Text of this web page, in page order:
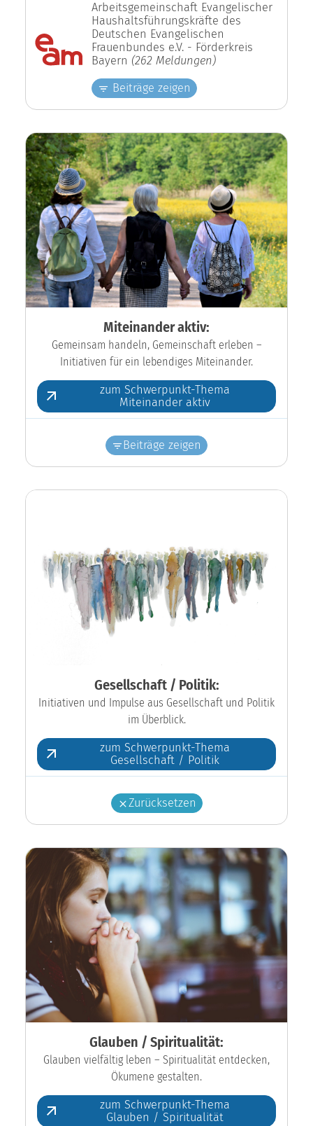
Arbeitsgemeinschaft Evangelischer
Haushaltsführungskräfte des
Deutschen Evangelischen
Frauenbundes e.V. - Förderkreis
Bayern (262 Meldungen)
Beiträge zeigen
Miteinander aktiv:
Gemeinsam handeln, Gemeinschaft erleben –
Initiativen für ein lebendiges Miteinander.
zum Schwerpunkt-Thema
Miteinander aktiv
Beiträge zeigen
Gesellschaft / Politik:
Initiativen und Impulse aus Gesellschaft und Politik
im Überblick.
zum Schwerpunkt-Thema
Gesellschaft / Politik
Zurücksetzen
Glauben / Spiritualität:
Glauben vielfältig leben – Spiritualität entdecken,
Ökumene gestalten.
zum Schwerpunkt-Thema
Glauben / Spiritualität